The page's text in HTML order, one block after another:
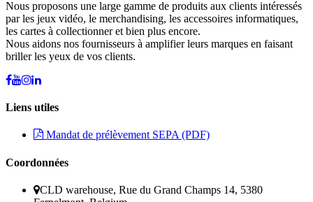
Nous proposons une large gamme de produits aux clients intéressés
par les jeux vidéo, le merchandising, les accessoires informatiques,
les cartes à collectionner et bien plus encore.
Nous aidons nos fournisseurs à amplifier leurs marques en faisant
briller les yeux de vos clients.
Liens utiles
Mandat de prélèvement SEPA (PDF)
Coordonnées
CLD warehouse, Rue du Grand Champs 14, 5380